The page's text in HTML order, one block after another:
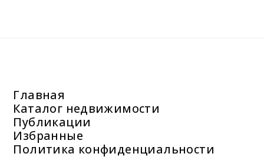
Главная
Каталог недвижимости
Публикации
Избранные
Политика конфиденциальности